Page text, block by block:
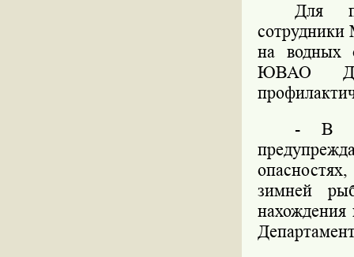
Для
сотрудники
на водных
ЮВАО
- В
зимней